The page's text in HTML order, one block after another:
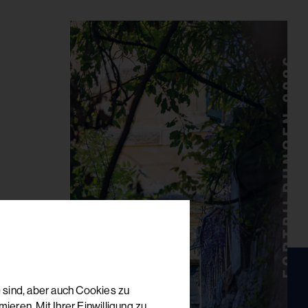
aber auch Cookies zu